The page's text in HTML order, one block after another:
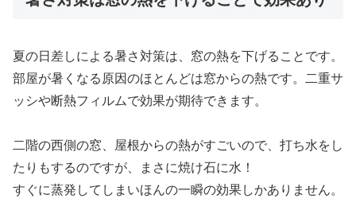
夏の日差しによる暑さ対策は、窓の熱を下げることです。
部屋が暑くなる原因のほとんどは窓からの熱です。二重サ
ッシや断熱フィルムで効果が期待できます。
二階の西側の窓、屋根からの熱がすごいので、打ち水をし
たりもするのですが、まさに焼け石に水！
すぐに蒸発してしまいほんの一瞬の効果しかありません。